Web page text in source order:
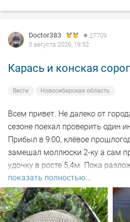
Рыбакам, НХНЧ и рыбацких дней!
Doctor383
27709
5 августа 2026, 19:52
Карась и конская
Вести Новосибирская область
Всем привет. Не далеко от
сезоне поехал проверить один
Прибыл в 9:00, клёвое
замешал моллюски 2-ку а сам
удочку в росте 5,4м. Пока
настоялось, 5-ть закормочных
Заброс за забросом, рыба
характерным пузырям на воде
через 30-ть на очередном
показать полностью...